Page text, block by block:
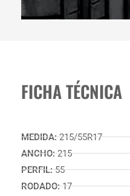
FICHA TÉCNICA
MEDIDA:215/55R17
ANCHO:215
PERFIL:55
RODADO:17